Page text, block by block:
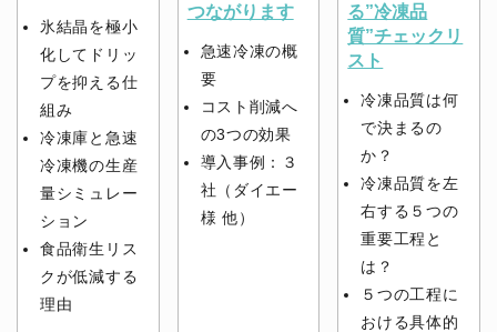
氷結晶を極小
化してドリッ
プを抑える仕
組み
冷凍庫と急速
冷凍機の生産
量シミュレー
ション
食品衛生リス
クが低減する
理由
つながります
急速冷凍の概
要
コスト削減へ
の3つの効果
導入事例：３
社（ダイエー
様 他）
る”冷凍品
質”チェックリ
スト
冷凍品質は何
で決まるの
か？
冷凍品質を左
右する５つの
重要工程と
は？
５つの工程に
おける具体的